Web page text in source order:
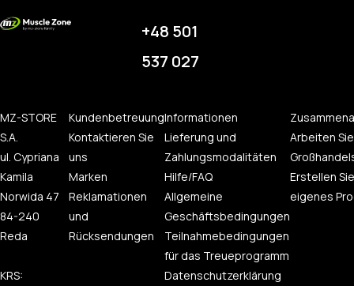
+48 501
537 027
MZ-STORE
S.A.
ul. Cypriana
Kamila
Norwida 47
84-240
Reda
KRS:
Kundenbetreuung
Kontaktieren Sie
uns
Marken
Reklamationen
und
Rücksendungen
Informationen
Lieferung und
Zahlungsmodalitäten
Hilfe/FAQ
Allgemeine
Geschäftsbedingungen
Teilnahmebedingungen
für das Treueprogramm
Datenschutzerklärung
Arbeiten
Erstellen
eigenes